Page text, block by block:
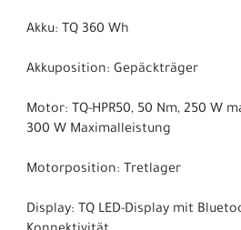
Akku: TQ 360 Wh
Akkuposition: Gepäckträger
Motor: TQ-HPR50, 50 Nm, 250 W
300 W Maximalleistung
Motorposition: Tretlager
Display: TQ LED-Display mit